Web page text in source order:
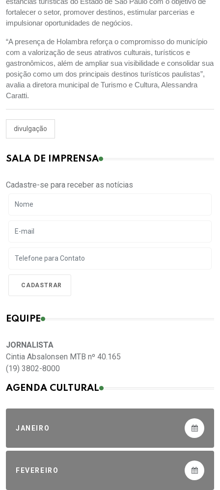
estâncias turísticas do Estado de São Paulo com o objetivo de
fortalecer o setor, promover destinos, estimular parcerias e
impulsionar oportunidades de negócios.
“A presença de Holambra reforça o compromisso do município
com a valorização de seus atrativos culturais, turísticos e
gastronômicos, além de ampliar sua visibilidade e consolidar sua
posição como um dos principais destinos turísticos paulistas”,
avalia a diretora municipal de Turismo e Cultura, Alessandra
Caratti.
divulgação
SALA DE IMPRENSA
Cadastre-se para receber as notícias
EQUIPE
JORNALISTA
Cintia Absalonsen MTB nº 40.165
(19) 3802-8000
AGENDA CULTURAL
JANEIRO
FEVEREIRO